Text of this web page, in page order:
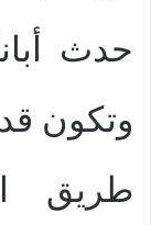
حدث
وتكون
طريق